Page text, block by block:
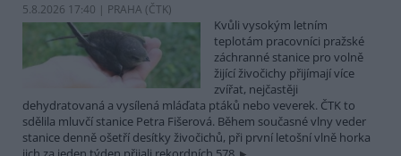
5.8.2026 17:40 | PRAHA (ČTK)
Kvůli vysokým letním
teplotám pracovníci pražské
záchranné stanice pro volně
žijící živočichy přijímají více
zvířat, nejčastěji
dehydratovaná a vysílená mláďata ptáků nebo veverek. ČTK to
sdělila mluvčí stanice Petra Fišerová. Během současné vlny veder
stanice denně ošetří desítky živočichů, při první letošní vlně horka